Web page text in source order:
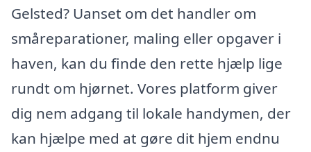
Gelsted? Uanset om det handler om
småreparationer, maling eller opgaver i
haven, kan du finde den rette hjælp lige
rundt om hjørnet. Vores platform giver
dig nem adgang til lokale handymen, der
kan hjælpe med at gøre dit hjem endnu